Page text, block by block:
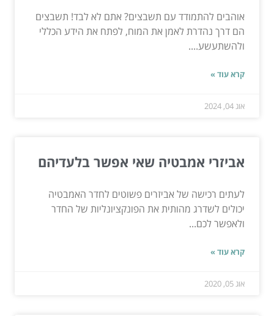
אוהבים להתמודד עם תשבצים? אתם לא לבד! תשבצים
הם דרך נהדרת לאמן את המוח, לפתח את הידע הכללי
ולהשתעשע....
קרא עוד »
אוג 04, 2024
אביזרי אמבטיה שאי אפשר בלעדיהם
לעתים רכישה של אביזרים פשוטים לחדר האמבטיה
יכולים לשדרג מהותית את הפונקציונליות של החדר
ולאפשר לכם...
קרא עוד »
אוג 05, 2020